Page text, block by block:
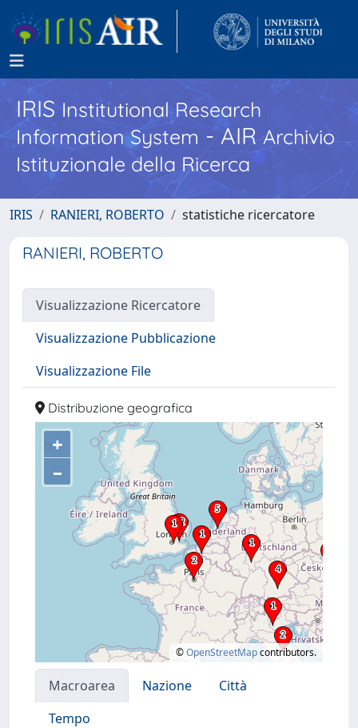
IRISInstitutional Research
Information System - AIR Archivio
Istituzionale della Ricerca
IRIS RANIERI, ROBERTO statistiche ricercatore
RANIERI, ROBERTO
Visualizzazione Ricercatore
Visualizzazione Pubblicazione
Visualizzazione File
Distribuzione geografica
+
–
©OpenStreetMapcontributors.
Macroarea Nazione
Città
Tempo